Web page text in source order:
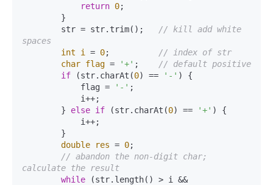
return 0;
        str = str.trim();
// kill add white
spaces
int
i = 0;
// index of str
char flag = '+' ;
// default positive
if (str.charAt(0) == '-' ) {
            flag =
'-' ;
        }
else if (str.charAt(0) == '+' ) {
double
res = 0;
// abandon the non-digit char;
calculate the result
while (str.length() > i &&